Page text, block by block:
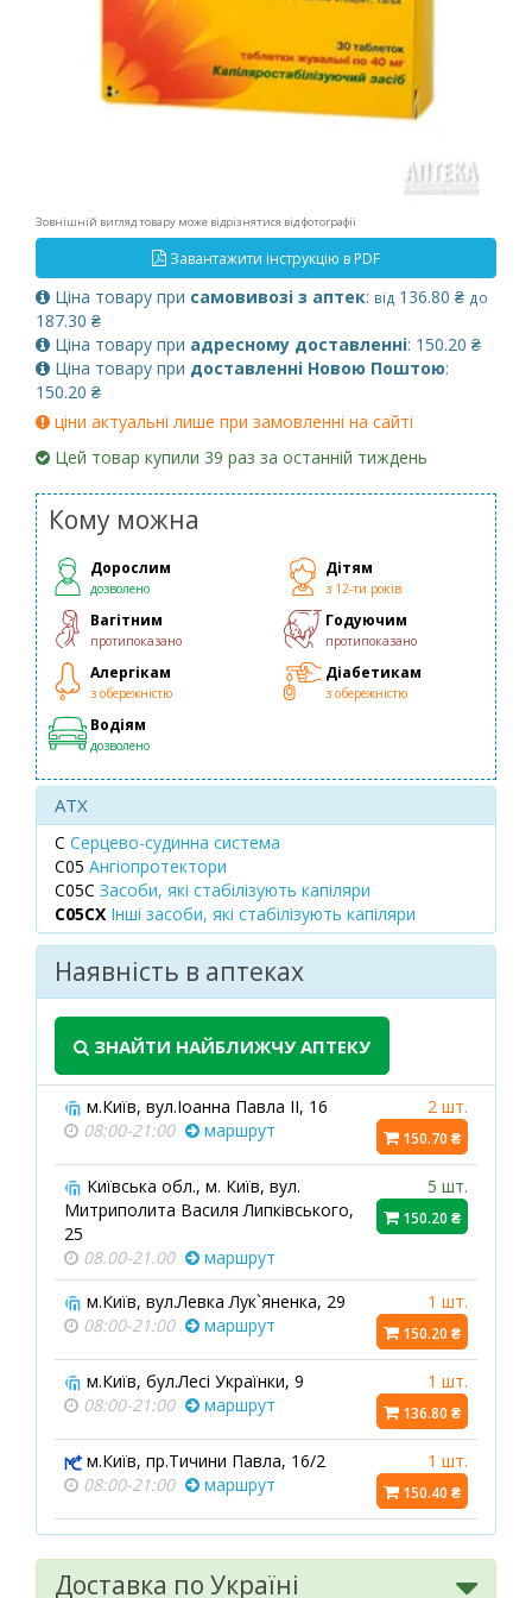
Зовнішній вигляд товару може відрізнятися від фотографії
Завантажити інструкцію в PDF
Ціна товару при самовивозі з аптек: від 136.80 ₴ до
187.30 ₴
Ціна товару при адресному доставленні: 150.20 ₴
Ціна товару при доставленні Новою Поштою:
150.20 ₴
ціни актуальні лише при замовленні на сайті
Цей товар купили 39 раз за останній тиждень
Кому можна
Дорослим
дозволено
Дітям
з 12-ти років
Вагітним
протипоказано
Годуючим
протипоказано
Алергікам
з обережністю
Діабетикам
з обережністю
Водіям
дозволено
ATX
C Серцево-судинна система
C05 Ангіопротектори
C05C Засоби, які стабілізують капіляри
C05CX Інші засоби, які стабілізують капіляри
Наявність в аптеках
ЗНАЙТИ НАЙБЛИЖЧУ АПТЕКУ
м.Київ, вул.Іоанна Павла ІІ, 16
08:00-21:00
маршрут
2 шт.
150.70 ₴
Київська обл., м. Київ, вул.
Митриполита Василя Липківського,
25
08.00-21.00
маршрут
5 шт.
150.20 ₴
м.Київ, вул.Левка Лук`яненка, 29
08:00-21:00
маршрут
1 шт.
150.20 ₴
м.Київ, бул.Лесі Українки, 9
08:00-21:00
маршрут
1 шт.
136.80 ₴
м.Київ, пр.Тичини Павла, 16/2
08:00-21:00
маршрут
1 шт.
150.40 ₴
м.Київ, вул.Липківського Василя
Митрополита, 1А
08:00-22:00
маршрут
1 шт.
Доставка по Україні